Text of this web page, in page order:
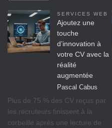
SERVICES WEB
Ajoutez une
touche
d’innovation à
votre CV avec la
réalité
augmentée
Pascal Cabus
Plus de 75 % des CV reçus par
les recruteurs finissent à la
corbeille après une lecture de